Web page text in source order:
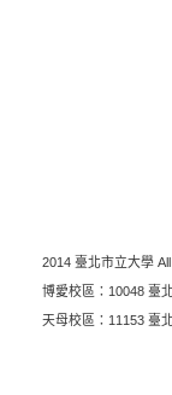
2014 臺北市立大學
博愛校區：10048 臺
天母校區：11153 臺